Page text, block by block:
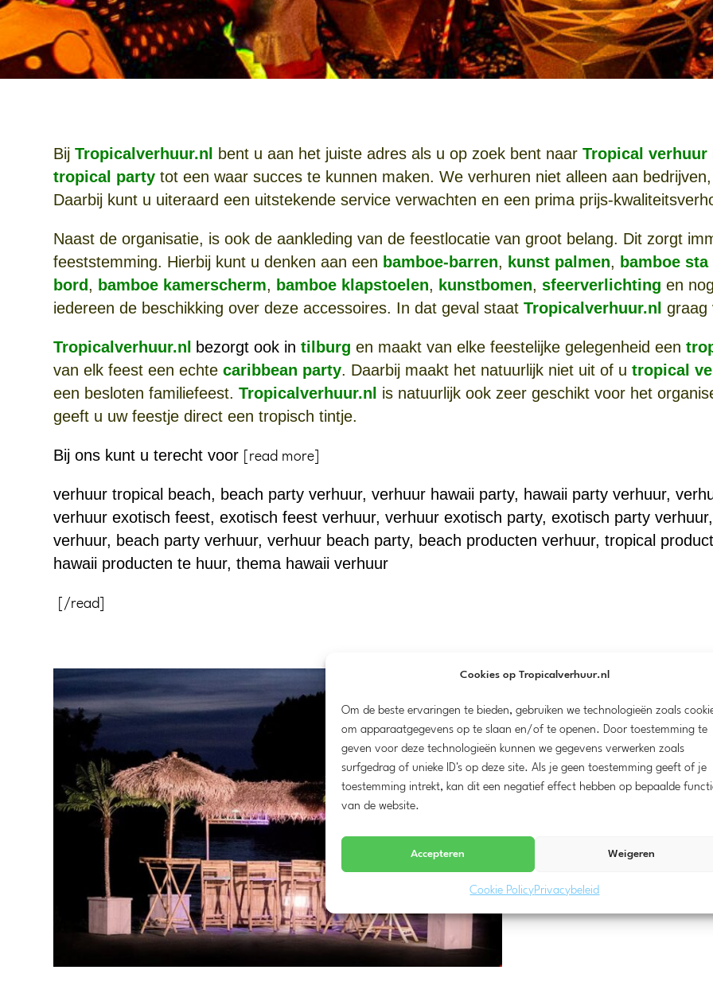
Cookies op Tropicalverhuur.nl
Om de beste ervaringen te bieden, gebruiken we technologieën zoals
om apparaatgegevens op te slaan en/of te openen. Door toestemming te
geven voor deze technologieën kunnen we gegevens verwerken zoals
surfgedrag of unieke ID's op deze site. Als je geen toestemming geeft of je
toestemming intrekt, kan dit een negatief effect hebben op bepaalde
van de website.
Accepteren Weigeren
Cookie PolicyPrivacybeleid
BijTropicalverhuur.nl bent u aan het juiste adres als u op zoek bent naarTropical verhuur
tropical party tot een waar succes te kunnen maken. We verhuren niet alleen aan
Daarbij kunt u uiteraard een uitstekende service verwachten en een prima prijs-
Naast de organisatie, is ook de aankleding van de feestlocatie van groot belang. Dit zorgt
feeststemming. Hierbij kunt u denken aan een bamboe-barren, kunst palmen, bamboe
bord, bamboe kamerscherm, bamboe klapstoelen, kunstbomen,sfeerverlichting en
iedereen de beschikking over deze accessoires. In dat geval staatTropicalverhuur.nl graag
Tropicalverhuur.nl bezorgt ook in tilburg en maakt van elke feestelijke gelegenheid een
van elk feest een echtecaribbean party. Daarbij maakt het natuurlijk niet uit of utropical
een besloten familiefeest.Tropicalverhuur.nl is natuurlijk ook zeer geschikt voor het
geeft u uw feestje direct een tropisch tintje.
Bij ons kunt u terecht voor [read more]
verhuur tropical beach, beach party verhuur, verhuur hawaii party, hawaii party verhuur,
verhuur exotisch feest,exotisch feest verhuur, verhuur exotisch party,exotisch party
verhuur, beach party verhuur, verhuur beach party, beach producten verhuur, tropical
hawaii producten te huur, thema hawaii verhuur
[/read]